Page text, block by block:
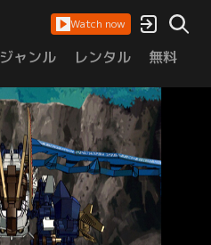
Watch now
ジャンル レンタル 無料